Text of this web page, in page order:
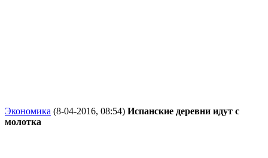
Экономика (8-04-2016, 08:54) Испанские деревни идут с
молотка